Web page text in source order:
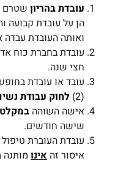
עובדת בהריון שטרם
הן על עובדת קבועה
ואותה העובדת עבדה אצל
עובדת בחברת כוח
חצי שנה.
(2)
לחוק עבודת
אישה השוהה
שישה חודשים.
עובדת העוברת
איסור זה אינו